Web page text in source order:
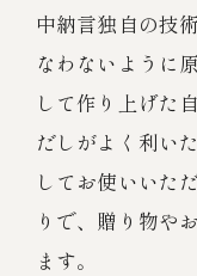
中納言独自の技
なわないように
して作り上げた
だしがよく利い
してお使いいた
りで、贈り物や
ます。